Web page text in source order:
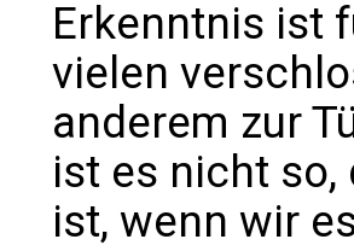
Erkenntnis ist
vielen
anderem zur
ist es nicht
ist, wenn wir